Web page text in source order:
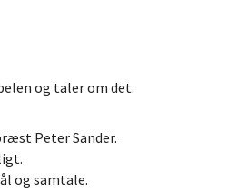
og taler om det.
Peter Sander.
og samtale.